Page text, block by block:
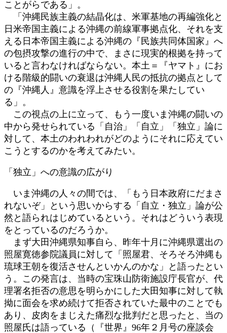
ことがらである」。
「沖縄民族主義の結晶化は、米軍基地の再編強化と
日米帝国主義による沖縄の前線軍事拠点化、それを支
える日本帝国主義による沖縄の『民族共同体国家』へ
の包摂攻撃の進行の中で、まさに現実的根拠を持って
いると言わなければならない。本土＝『ヤマト』にお
ける階級的闘いの衰退は沖縄人民の抵抗の拠点として
の『沖縄人』意識を浮上させる役割を果たしてい
る」。
この視点の上に立って、もう一度いま沖縄の闘いの
中から発せられている「自治」「自立」「独立」論に
対して、本土のわれわれがどのようにそれに応えてい
こうとするのかを考えてみたい。
「独立」への意識の広がり
いま沖縄の人々の間では、「もう日本政府にだまさ
れないぞ」という思いからする「自立・独立」論が公
然と語られはじめているという。それはどういう表現
をとっているのだろうか。
まず大田沖縄県知事自ら、昨年十月に沖縄県選出の
照屋寛徳参院議員に対して「照屋君、そろそろ沖縄も
琉球王朝を復活させんといかんのかな」と語ったとい
う。この発言は、当時の宝珠山防衛施設庁長官が、代
理署名拒否の意思を明らかにした大田知事に対して執
拗に面会を求め続けて拒否されていた最中のことでも
あり、皮肉をまじえた痛烈な批判だと思ったと、当の
照屋氏は語っている（『世界』96年２月号の座談会